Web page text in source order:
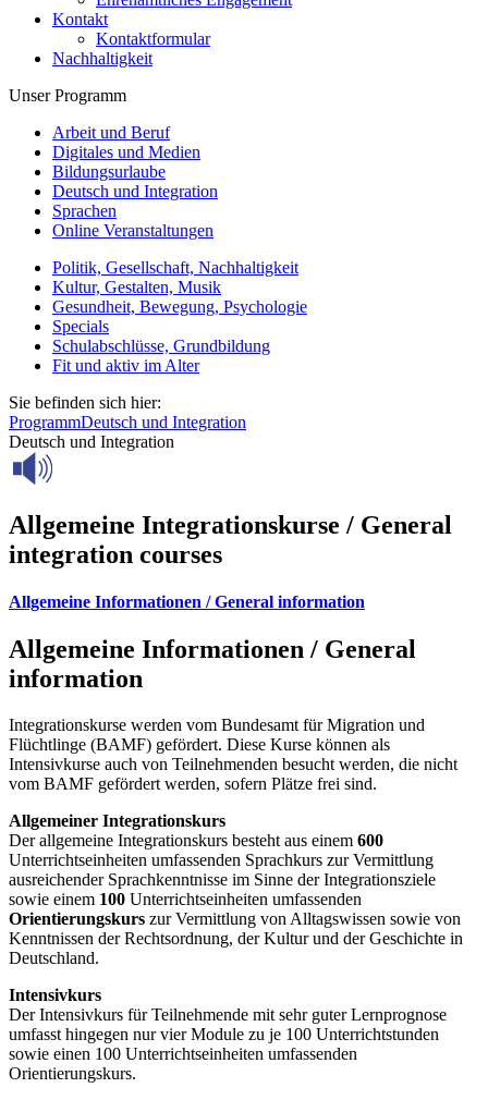
Kontakt
Kontaktformular
Nachhaltigkeit
Unser Programm
Arbeit und Beruf
Digitales und Medien
Bildungsurlaube
Deutsch und Integration
Sprachen
Online Veranstaltungen
Politik, Gesellschaft, Nachhaltigkeit
Kultur, Gestalten, Musik
Gesundheit, Bewegung, Psychologie
Specials
Schulabschlüsse, Grundbildung
Fit und aktiv im Alter
Sie befinden sich hier:
ProgrammDeutsch und Integration
Deutsch und Integration
Allgemeine Integrationskurse / General
integration courses
Allgemeine Informationen / General information
Allgemeine Informationen / General
information
Integrationskurse werden vom Bundesamt für Migration und
Flüchtlinge (BAMF) gefördert. Diese Kurse können als
Intensivkurse auch von Teilnehmenden besucht werden, die nicht
vom BAMF gefördert werden, sofern Plätze frei sind.
Allgemeiner Integrationskurs
Der allgemeine Integrationskurs besteht aus einem 600
Unterrichtseinheiten umfassenden Sprachkurs zur Vermittlung
ausreichender Sprachkenntnisse im Sinne der Integrationsziele
sowie einem 100 Unterrichtseinheiten umfassenden
Orientierungskurs zur Vermittlung von Alltagswissen sowie von
Kenntnissen der Rechtsordnung, der Kultur und der Geschichte in
Deutschland.
Intensivkurs
Der Intensivkurs für Teilnehmende mit sehr guter Lernprognose
umfasst hingegen nur vier Module zu je 100 Unterrichtstunden
sowie einen 100 Unterrichtseinheiten umfassenden
Orientierungskurs.